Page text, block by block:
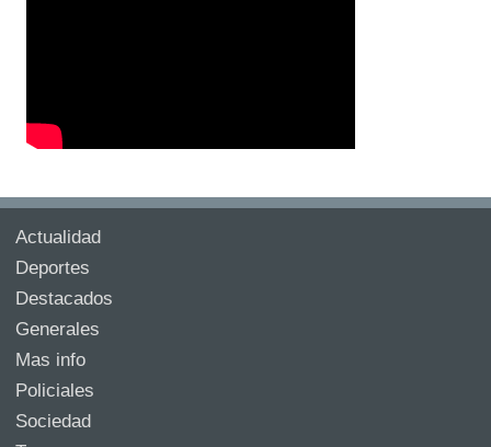
Actualidad
Deportes
Destacados
Generales
Mas info
Policiales
Sociedad